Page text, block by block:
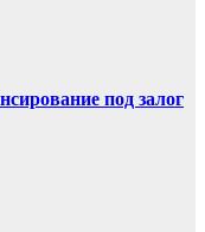
под залог